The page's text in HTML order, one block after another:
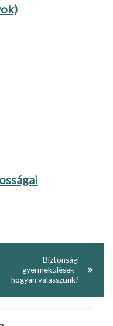
Biztonsági
gyermekülések -
hogyan válasszunk?